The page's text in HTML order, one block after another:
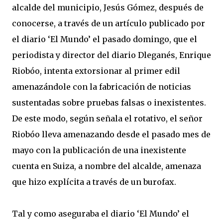
alcalde del municipio, Jesús Gómez, después de
conocerse, a través de un artículo publicado por
el diario ‘El Mundo’ el pasado domingo, que el
periodista y director del diario Dleganés, Enrique
Riobóo, intenta extorsionar al primer edil
amenazándole con la fabricación de noticias
sustentadas sobre pruebas falsas o inexistentes.
De este modo, según señala el rotativo, el señor
Riobóo lleva amenazando desde el pasado mes de
mayo con la publicación de una inexistente
cuenta en Suiza, a nombre del alcalde, amenaza
que hizo explícita a través de un burofax.
Tal y como aseguraba el diario ‘El Mundo’ el